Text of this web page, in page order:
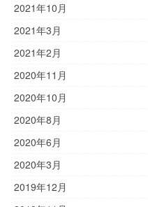
2021年10月
2021年3月
2021年2月
2020年11月
2020年10月
2020年8月
2020年6月
2020年3月
2019年12月